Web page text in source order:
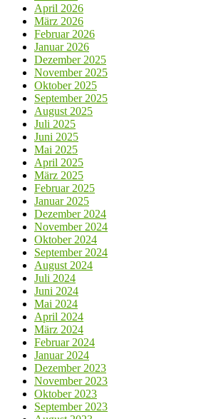
April 2026
März 2026
Februar 2026
Januar 2026
Dezember 2025
November 2025
Oktober 2025
September 2025
August 2025
Juli 2025
Juni 2025
Mai 2025
April 2025
März 2025
Februar 2025
Januar 2025
Dezember 2024
November 2024
Oktober 2024
September 2024
August 2024
Juli 2024
Juni 2024
Mai 2024
April 2024
März 2024
Februar 2024
Januar 2024
Dezember 2023
November 2023
Oktober 2023
September 2023